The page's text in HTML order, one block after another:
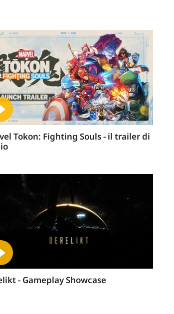
Tokon: Fighting Souls - il trailer di
- Gameplay Showcase